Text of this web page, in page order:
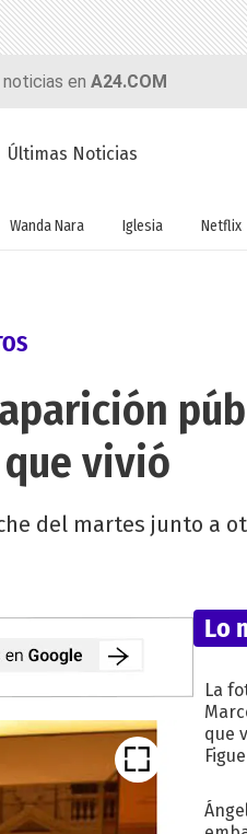
en A24.COM
Últimas Noticias
Wanda Nara Iglesia Netflix
vivió
del martes junto a
Lo
La
que